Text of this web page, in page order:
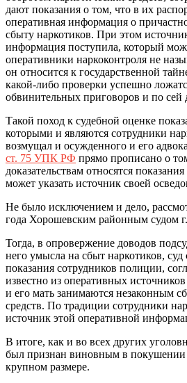
дают показания о том, что в их
оперативная информация о
сбыту наркотиков. При этом
информация поступила, который
оперативники наркоконтроля не
он относится к государственной
какой-либо проверки успешно
обвинительных приговоров и по сей
Такой поход к судебной оценке
которыми и являются сотрудники
возмущал и осужденного и его
ст. 75 УПК РФ прямо прописано о
доказательствам относятся
может указать источник своей
Не было исключением и дело,
года Хорошевским районным судом
Тогда, в опровержение доводов
него умысла на сбыт наркотиков, суд
показания сотрудников полиции,
известно из оперативных
и его мать занимаются незаконным
средств. По традиции сотрудники
источник этой оперативной
В итоге, как и во всех других
был признан виновным в покушении
крупном размере.